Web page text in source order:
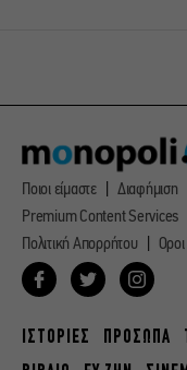
Ποιοι είμαστε Διαφήμιση
Premium Content Services
Πολιτική Απορρήτου
ΙΣΤΟΡΙΕΣ ΠΡΟΣΩΠΑ